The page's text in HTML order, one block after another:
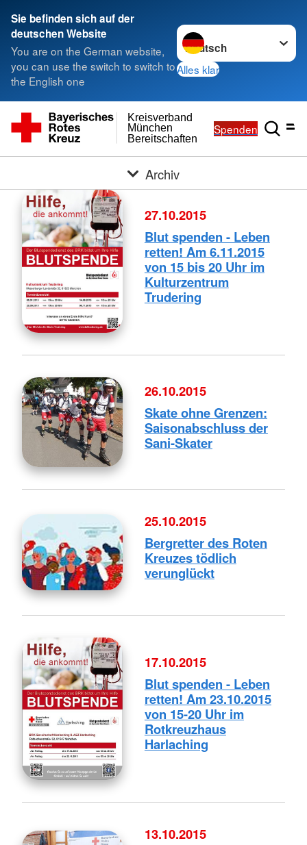
Sie befinden sich auf der
deutschen Website
You are on the German website,
you can use the switch to switch to
the English one
Sprache wechseln zu
Alles klar
Bereitschaften
München
Kreisverband
Spenden
Archiv
27.10.2015
Blut spenden - Leben
retten! Am 6.11.2015
von 15 bis 20 Uhr im
Kulturzentrum
Trudering
26.10.2015
Skate ohne Grenzen:
Saisonabschluss der
Sani-Skater
25.10.2015
Bergretter des Roten
Kreuzes tödlich
verunglückt
17.10.2015
Blut spenden - Leben
retten! Am 23.10.2015
von 15-20 Uhr im
Rotkreuzhaus
Harlaching
13.10.2015